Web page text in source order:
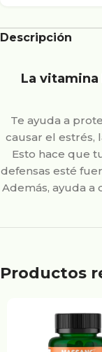
Descripción
La vitamina
Te ayuda a
causar el estrés,
Esto hace que
defensas esté
Además, ayuda
Productos